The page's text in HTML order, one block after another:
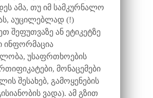
ამა, თუ იმ სამკურნალო
აუცილებლად (!)
შეფუთვაზე ან ეტიკეტზე
ინფორმაცია
უსაფრთხოების
მონაცემები
შესახებ, გამოყენების
ვადა). ამ გზით